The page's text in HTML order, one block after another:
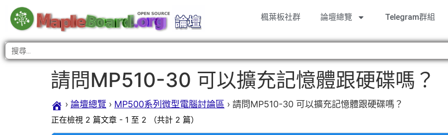
楓葉板社群 論壇總覽 Telegram群組
請問MP510-30 可以擴充記憶體跟硬碟嗎？
› 論壇總覽 › MP500系列微型電腦討論區 › 請問MP510-30 可以擴充記憶體跟硬碟嗎？
正在檢視 2 篇文章 - 1 至 2 （共計 2 篇）